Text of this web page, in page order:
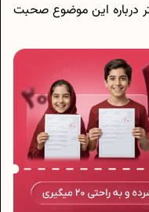
درباره این موضوع صحبت